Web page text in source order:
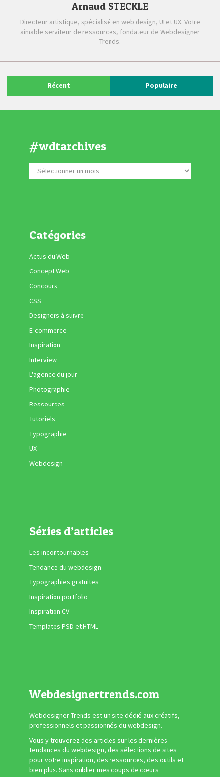
Arnaud STECKLE
Directeur artistique, spécialisé en web design, UI et UX. Votre
aimable serviteur de ressources, fondateur de Webdesigner
Trends.
Récent Populaire
#wdtarchives
Catégories
Actus du Web
Concept Web
Concours
CSS
Designers à suivre
E-commerce
Inspiration
Interview
L'agence du jour
Photographie
Ressources
Tutoriels
Typographie
UX
Webdesign
Séries d’articles
Les incontournables
Tendance du webdesign
Typographies gratuites
Inspiration portfolio
Inspiration CV
Templates PSD et HTML
Webdesignertrends.com
Webdesigner Trends est un site dédié aux créatifs,
professionnels et passionnés du webdesign.
Vous y trouverez des articles sur les dernières
tendances du webdesign, des sélections de sites
pour votre inspiration, des ressources, des outils et
bien plus. Sans oublier mes coups de cœurs